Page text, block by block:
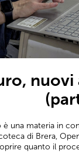
è una materia in
di Brera,
quanto il